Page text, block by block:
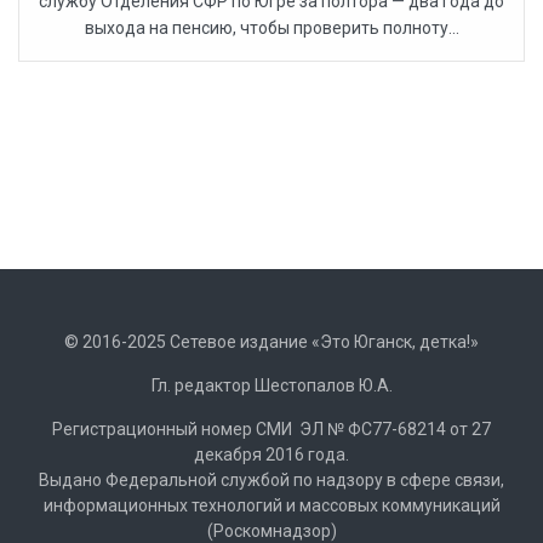
выхода на пенсию, чтобы проверить полноту...
© 2016-2025 Сетевое издание «Это Юганск, детка!»
Гл. редактор Шестопалов Ю.А.
Регистрационный номер СМИ ЭЛ № ФС77-68214 от 27
декабря 2016 года.
Выдано Федеральной службой по надзору в сфере связи,
информационных технологий и массовых коммуникаций
(Роскомнадзор)